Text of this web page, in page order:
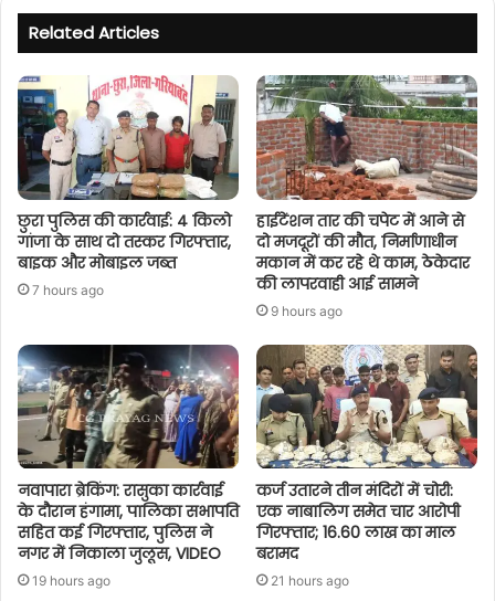
Related Articles
छुरा पुलिस की कार्रवाई: 4 किलो
गांजा के साथ दो तस्कर गिरफ्तार,
बाइक और मोबाइल जब्त
7 hours ago
हाईटेंशन तार की चपेट में आने से
दो मजदूरों की मौत, निर्माणाधीन
मकान में कर रहे थे काम, ठेकेदार
की लापरवाही आई सामने
9 hours ago
नवापारा ब्रेकिंग: रासुका कार्रवाई
के दौरान हंगामा, पालिका सभापति
सहित कई गिरफ्तार, पुलिस ने
नगर में निकाला जुलूस, VIDEO
19 hours ago
कर्ज उतारने तीन मंदिरों में चोरी:
एक नाबालिग समेत चार आरोपी
गिरफ्तार; 16.60 लाख का माल
बरामद
21 hours ago